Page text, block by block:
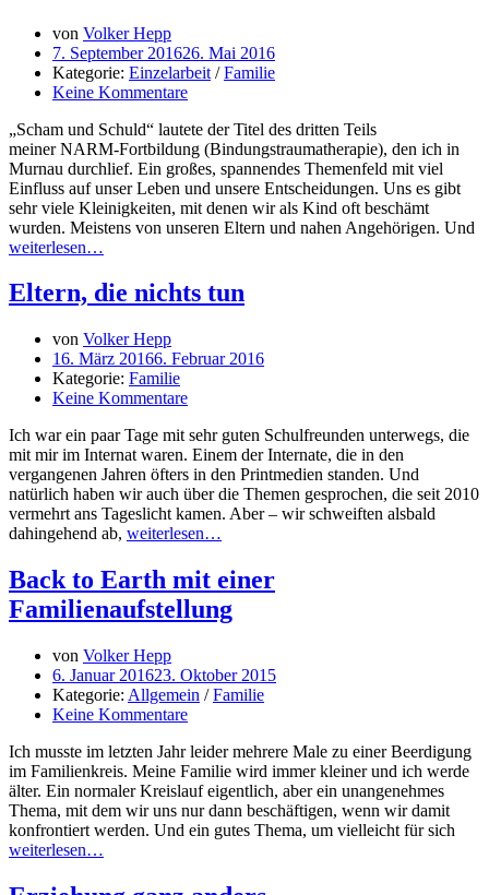
von Volker Hepp
7. September 201626. Mai 2016
Kategorie: Einzelarbeit /Familie
Keine Kommentare
„Scham und Schuld“ lautete der Titel des dritten Teils
meiner NARM-Fortbildung (Bindungstraumatherapie), den ich in
Murnau durchlief. Ein großes, spannendes Themenfeld mit viel
Einfluss auf unser Leben und unsere Entscheidungen. Uns es gibt
sehr viele Kleinigkeiten, mit denen wir als Kind oft beschämt
wurden. Meistens von unseren Eltern und nahen Angehörigen. Und
weiterlesen…
Eltern, die nichts tun
von Volker Hepp
16. März 20166. Februar 2016
Kategorie: Familie
Keine Kommentare
Ich war ein paar Tage mit sehr guten Schulfreunden unterwegs, die
mit mir im Internat waren. Einem der Internate, die in den
vergangenen Jahren öfters in den Printmedien standen. Und
natürlich haben wir auch über die Themen gesprochen, die seit 2010
vermehrt ans Tageslicht kamen. Aber – wir schweiften alsbald
dahingehend ab, weiterlesen…
Back to Earth mit einer
Familienaufstellung
von Volker Hepp
6. Januar 201623. Oktober 2015
Kategorie: Allgemein /Familie
Keine Kommentare
Ich musste im letzten Jahr leider mehrere Male zu einer Beerdigung
im Familienkreis. Meine Familie wird immer kleiner und ich werde
älter. Ein normaler Kreislauf eigentlich, aber ein unangenehmes
Thema, mit dem wir uns nur dann beschäftigen, wenn wir damit
konfrontiert werden. Und ein gutes Thema, um vielleicht für sich
weiterlesen…